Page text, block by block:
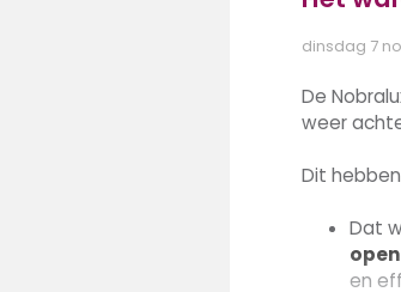
dinsdag 7
De
weer
Dit
Dat
en